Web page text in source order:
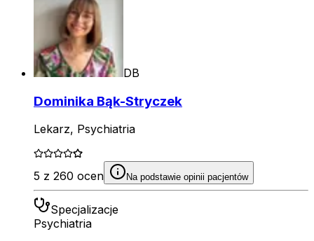
DB
Dominika Bąk-Stryczek
Lekarz, Psychiatria
5 z 260 ocen Na podstawie opinii pacjentów
Specjalizacje
Psychiatria